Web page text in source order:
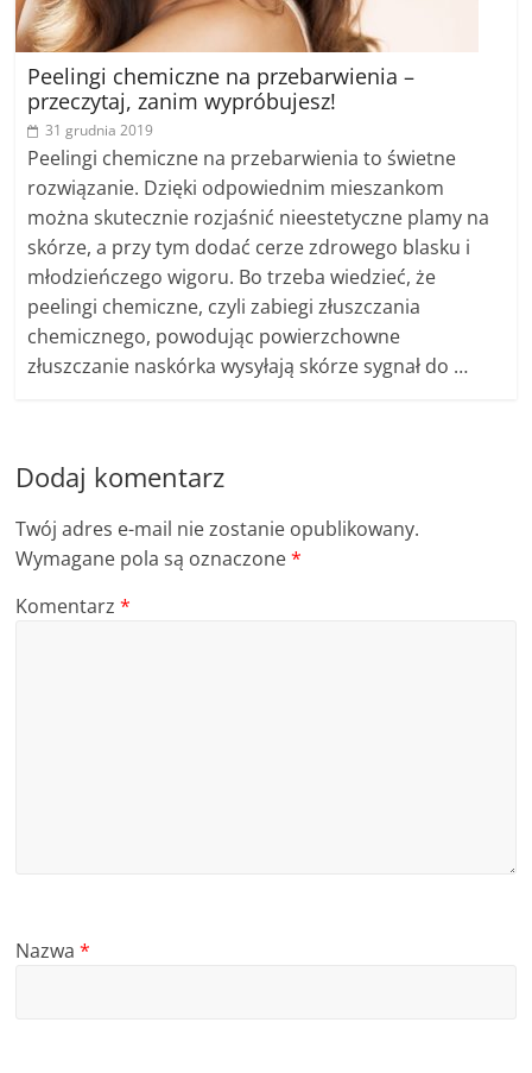
Peelingi chemiczne na przebarwienia –
przeczytaj, zanim wypróbujesz!
31 grudnia 2019
Peelingi chemiczne na przebarwienia to świetne
rozwiązanie. Dzięki odpowiednim mieszankom
można skutecznie rozjaśnić nieestetyczne plamy na
skórze, a przy tym dodać cerze zdrowego blasku i
młodzieńczego wigoru. Bo trzeba wiedzieć, że
peelingi chemiczne, czyli zabiegi złuszczania
chemicznego, powodując powierzchowne
złuszczanie naskórka wysyłają skórze sygnał do …
Dodaj komentarz
Twój adres e-mail nie zostanie opublikowany.
Wymagane pola są oznaczone*
Komentarz*
Nazwa*